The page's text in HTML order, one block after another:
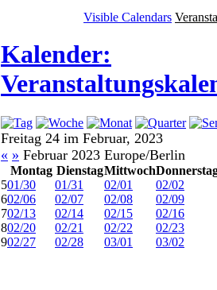
Visible Calendars
Kalender:
Freitag 24 im Februar, 2023
« » Februar 2023 Europe/Berlin
Montag DienstagMittwoch
501/30 01/31 02/01
02/02
602/06 02/07 02/08
02/09
702/13 02/14 02/15
02/16
802/20 02/21 02/22
02/23
902/27 02/28 03/01 03/02